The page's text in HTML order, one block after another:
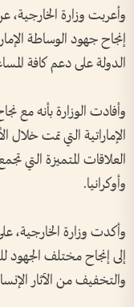
وأعربت وزارة الخارجية،
إنجاح جهود الوساطة
الدولة على دعم كافة
وأفادت الوزارة بأنه مع
العلاقات المتميزة التي
وأوكرانيا.
وأكدت وزارة الخارجية،
إلى إنجاح مختلف الجهود
والتخفيف من الآثار